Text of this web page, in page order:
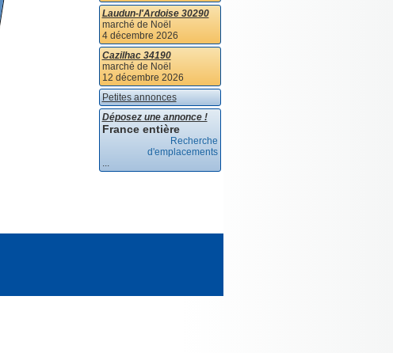
Laudun-l'Ardoise 30290
marché de Noël
4 décembre 2026
Cazilhac 34190
marché de Noël
12 décembre 2026
Petites annonces
Déposez une annonce !
France entière
Recherche
d'emplacements
...